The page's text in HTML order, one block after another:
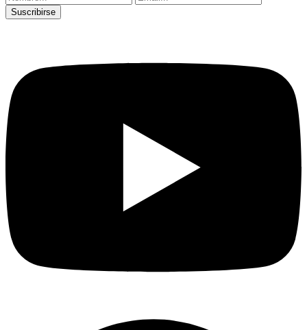
Suscribirse